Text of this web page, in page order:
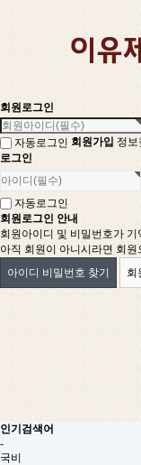
회원로그인
자동로그인 회원가입 정보
로그인
자동로그인
회원로그인 안내
회원아이디 및 비밀번호가
아직 회원이 아니시라면 회원
아이디 비밀번호 찾기
회
인기검색어
-
국비